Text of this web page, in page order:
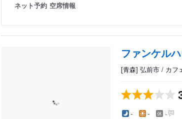
ネット予約 空席情報
ファンケル
[青森] 弘前市 / カフ
- - -